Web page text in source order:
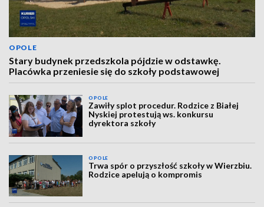
OPOLE
Stary budynek przedszkola pójdzie w odstawkę.
Placówka przeniesie się do szkoły podstawowej
OPOLE
Zawiły splot procedur. Rodzice z Białej
Nyskiej protestują ws. konkursu
dyrektora szkoły
OPOLE
Trwa spór o przyszłość szkoły w Wierzbiu.
Rodzice apelują o kompromis